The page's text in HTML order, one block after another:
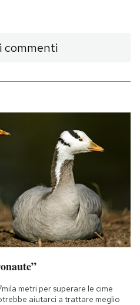
commenti
metri per superare le cime
aiutarci a trattare meglio